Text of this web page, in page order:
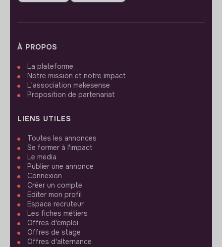
À PROPOS
La plateforme
Notre mission et notre impact
L'association makesense
Proposition de partenariat
LIENS UTILES
Toutes les annonces
Se former à l'impact
Le media
Publier une annonce
Connexion
Créer un compte
Editer mon profil
Espace recruteur
Les fiches métiers
Offres d'emploi
Offres de stage
Offres d'alternance